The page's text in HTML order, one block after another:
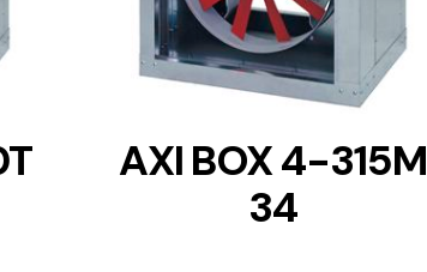
AXI BOX 4-315M
34